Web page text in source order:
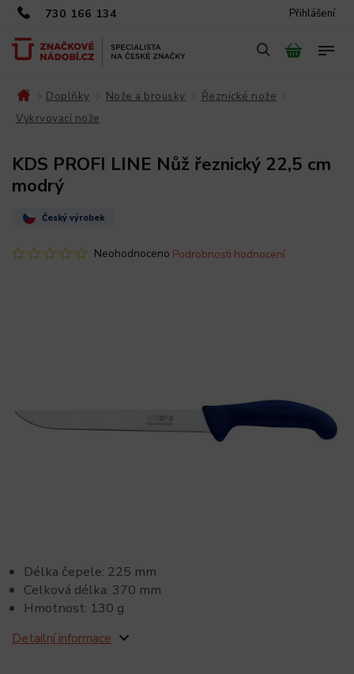
730 166 134 Přihlášení
Doplňky Nože a brousky Řeznické nože
Vykrvovací nože
KDS PROFI LINE Nůž řeznický 22,5 cm
modrý
Český výrobek
Neohodnoceno Podrobnosti hodnocení
Délka čepele: 225 mm
Celková délka: 370 mm
Hmotnost: 130 g
Detailní informace